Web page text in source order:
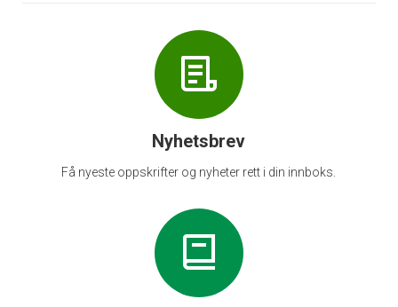
Nyhetsbrev
Få nyeste oppskrifter og nyheter rett i din innboks.